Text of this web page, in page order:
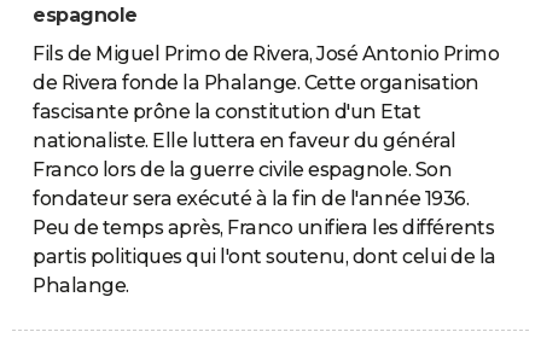
espagnole
Fils de Miguel Primo de Rivera, José Antonio Primo
de Rivera fonde la Phalange. Cette organisation
fascisante prône la constitution d'un Etat
nationaliste. Elle luttera en faveur du général
Franco lors de la guerre civile espagnole. Son
fondateur sera exécuté à la fin de l'année 1936.
Peu de temps après, Franco unifiera les différents
partis politiques qui l'ont soutenu, dont celui de la
Phalange.